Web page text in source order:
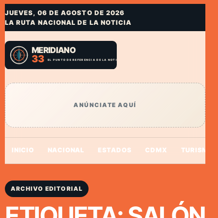
JUEVES, 06 DE AGOSTO DE 2026
LA RUTA NACIONAL DE LA NOTICIA
ANÚNCIATE AQUÍ
INICIO NACIONAL ESTADOS CDMX TURISMO
ARCHIVO EDITORIAL